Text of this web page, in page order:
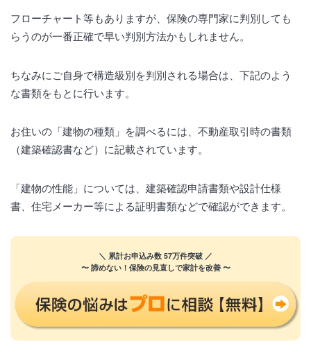
フローチャート等もありますが、保険の専門家に判別しても
らうのが一番正確で早い判別方法かもしれません。
ちなみにご自身で構造級別を判別される場合は、下記のよう
な書類をもとに行います。
お住いの「建物の種類」を調べるには、不動産取引時の書類
（建築確認書など）に記載されています。
「建物の性能」については、建築確認申請書類や設計仕様
書、住宅メーカー等による証明書類などで確認ができます。
＼ 累計お申込み数 57万件突破 ／
〜 諦めない！保険の見直しで家計を改善 〜